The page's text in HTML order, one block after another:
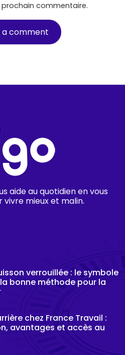
commentaire.
aide au quotidien en vous
mieux et malin.
verrouillée : le symbole
bonne méthode pour la
chez France Travail :
avantages et accès au